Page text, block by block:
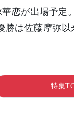
恋が出場予
は佐藤摩弥以
特集